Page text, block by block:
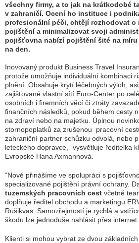
všechny firmy, a to jak na krátkodobé
v zahraničí. Ocení ho instituce i
profesionální péči, chtějí rozhodovat o
pojištění a minimalizovat svoji
pojišťovna nabízí pojištění šité na míru
na den.
Inovovaný produkt Business Travel
protože umožňuje individuální kombinaci
plnění. Obsahuje krytí léčebných výloh,
zajišťované vlastní sítí Euro-Center po
osobních i firemních věcí či ztráty
finančních následků, pokud během cesty
na zdraví nebo na majetku. Úplnou
stornopoplatků za zrušenou pracovní
zahraniční partner schůzku odvolá, nebo
leteckého dopravce ,” vysvětluje ředitelka
Evropské Hana Axmannová.
“Nově přinášíme ve spolupráci s
specializované pojištění právní ochrany.
tuzemských pracovních cest včetně
doplňuje ředitel obchodu a marketingu
Rušikvas. Samozřejmostí je rychlá a
škodu lze jednoduše nahlásit přes internet.
Klienti si mohou vybrat ze dvou